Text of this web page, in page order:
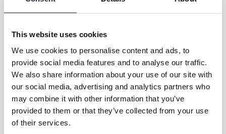
This website uses cookies
We use cookies to personalise content and ads, to
provide social media features and to analyse our traffic.
We also share information about your use of our site with
our social media, advertising and analytics partners who
may combine it with other information that you’ve
provided to them or that they’ve collected from your use
of their services.
www.bondestugan.se
Besök även gärna vår Facebooksida
https://www.facebook.com/Bondestugan
Varmt Välkomna till Bondestugan